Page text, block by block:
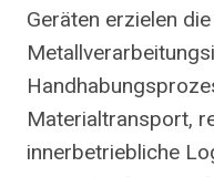
Geräten erzielen
Materialtransport,
innerbetriebliche